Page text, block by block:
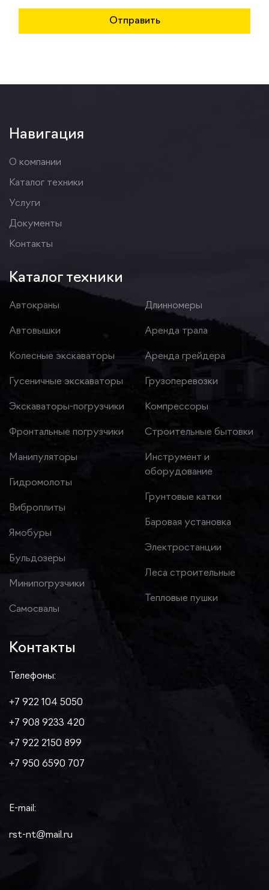
Навигация
О компании
Каталог техники
Услуги
Документы
Контакты
Каталог техники
Автокраны
Автовышки
Колесные экскаваторы
Гусеничные экскаваторы
Экскаваторы-погрузчики
Фронтальные погрузчики
Манипуляторы
Гидромолоты
Виброплиты
Ямобуры
Бульдозеры
Минипогрузчики
Самосвалы
Длинномеры
Аренда трала
Аренда грейдера
Грузоперевозки
Компрессоры
Строительные бытовки
Инструмент и
оборудование
Грунтовые катки
Баровая установка
Электростанции
Леса строительные
Тепловые пушки
Контакты
Телефоны:
+7 922 104 5050
+7 908 9233 420
+7 922 2150 899
+7 950 6590 707
E-mail:
rst-nt@mail.ru